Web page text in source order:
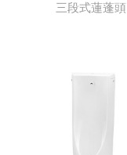
三段式蓮蓬頭